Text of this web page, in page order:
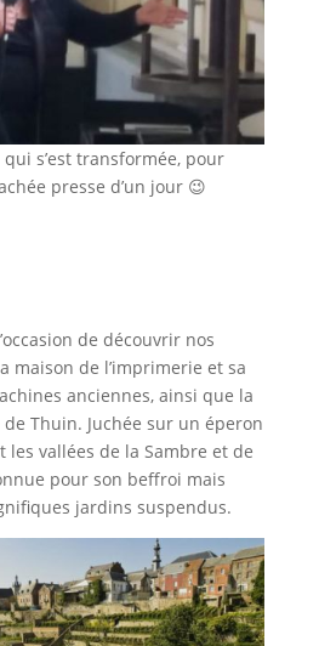
qui s’est transformée, pour
presse d’un jour 😉
de découvrir nos
maison de l’imprimerie et sa
anciennes, ainsi que la
Thuin. Juchée sur un éperon
vallées de la Sambre et de
pour son beffroi mais
jardins suspendus.